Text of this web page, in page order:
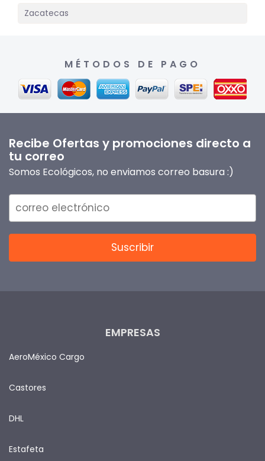
Zacatecas
MÉTODOS DE PAGO
Recibe Ofertas y promociones directo a
tu correo
Somos Ecológicos, no enviamos correo basura :)
EMPRESAS
AeroMéxico Cargo
Castores
DHL
Estafeta